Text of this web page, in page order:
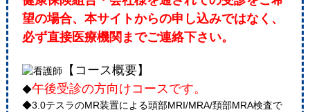
望の場合、本サイトからの申し込みではなく、
必ず直接医療機関までご連絡下さい。
【コース概要】
◆午後受診の方向けコースです。
◆3.0テスラのMR装置による頭部MRI/MRA/頚部MRA検査で